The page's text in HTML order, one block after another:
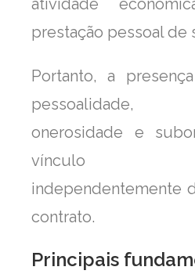
prestação pessoal de
Portanto, a
pessoalidade,
onerosidade e
vínculo
independentemente
contrato.
Principais